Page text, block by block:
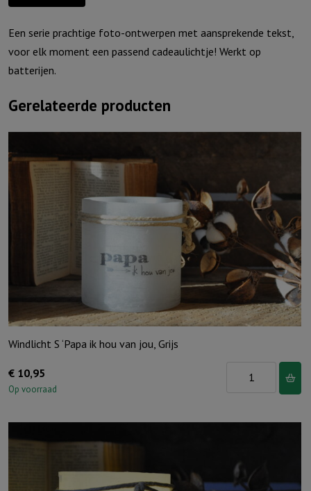
Een serie prachtige foto-ontwerpen met aansprekende tekst,
voor elk moment een passend cadeaulichtje! Werkt op
batterijen.
Gerelateerde producten
Windlicht S ‘Papa ik hou van jou, Grijs
€ 10,95
Op voorraad
Windlicht
ik
van
jou,